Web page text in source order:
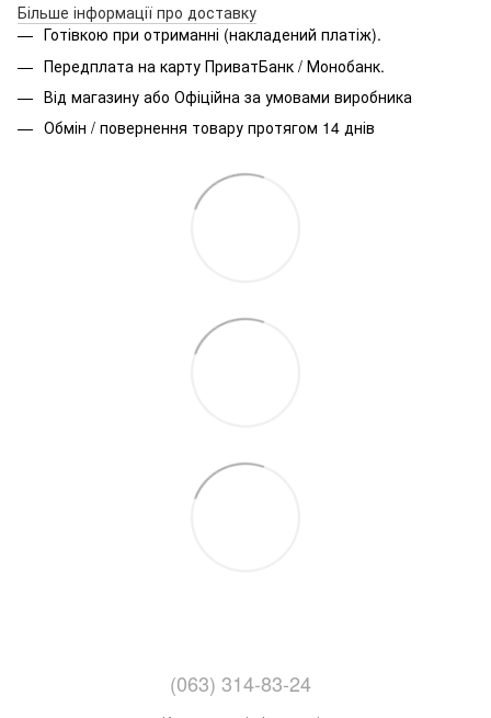
Більше інформації про доставку
Готівкою при отриманні (накладений платіж).
Передплата на карту ПриватБанк / Монобанк.
Від магазину або Офіційна за умовами виробника
Обмін / повернення товару протягом 14 днів
(063) 314-83-24